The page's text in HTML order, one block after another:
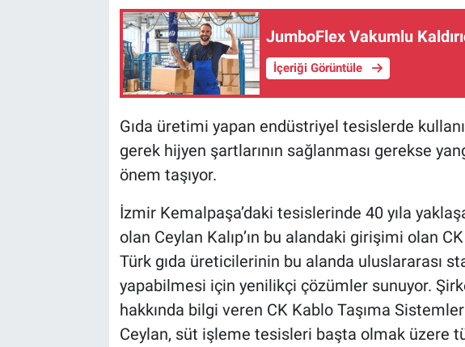
JumboFlex Vakumlu
İçeriği Görüntüle
Gıda üretimi yapan endüstriyel tesislerde
gerek hijyen şartlarının sağlanması gerekse
önem taşıyor.
İzmir Kemalpaşa’daki tesislerinde 40 yıla
olan Ceylan Kalıp’ın bu alandaki girişimi olan
Türk gıda üreticilerinin bu alanda uluslararası
yapabilmesi için yenilikçi çözümler sunuyor.
hakkında bilgi veren CK Kablo Taşıma
Ceylan, süt işleme tesisleri başta olmak üzere